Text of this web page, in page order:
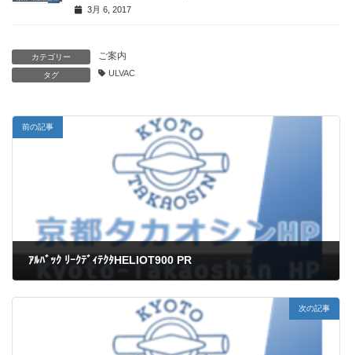
3月 6, 2017
カテゴリー ご案内
タグ ULVAC
前の記事
ｱﾙﾊﾞｯｸ ﾘｰｸﾃﾞｨﾃｸﾀHELIOT900 PR
次の記事